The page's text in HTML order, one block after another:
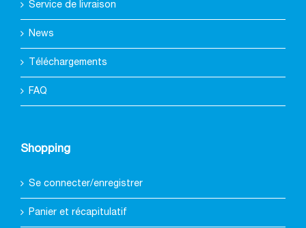
Service de livraison
News
Téléchargements
FAQ
Shopping
Se connecter/enregistrer
Panier et récapitulatif